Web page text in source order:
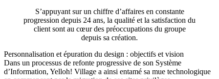
S’appuyant sur un chiffre d’affaires en constante
progression depuis 24 ans, la qualité et la satisfaction du
client sont au cœur des préoccupations du groupe
depuis sa création.
Personnalisation et épuration du design : objectifs et vision
Dans un processus de refonte progressive de son Système
d’Information, Yelloh! Village a ainsi entamé sa mue technologique